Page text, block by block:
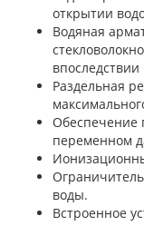
открытии
Водяная
Раздельная
Обеспечение
переменном
воды.
Встроенное